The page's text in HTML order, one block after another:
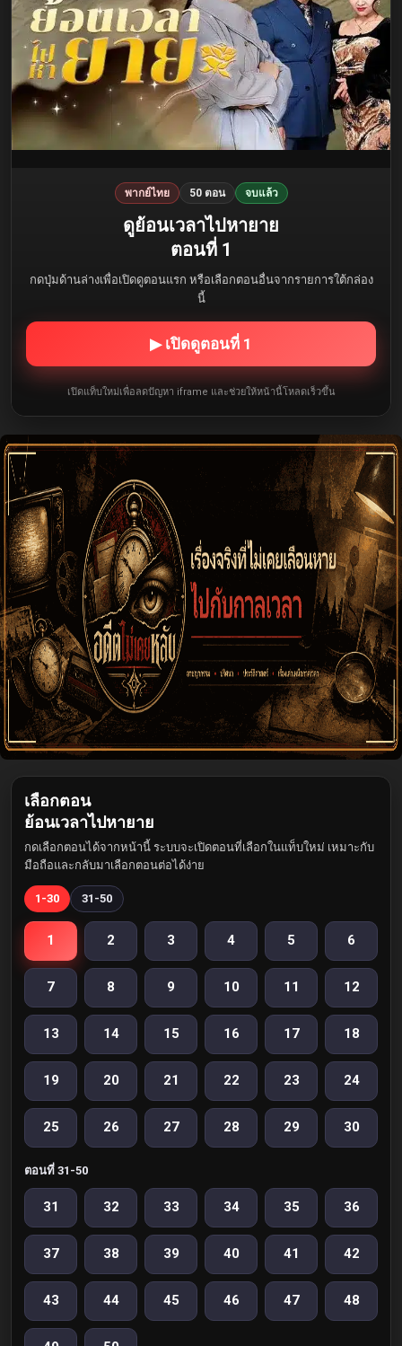
พากย์ไทย 50 ตอน จบแล้ว
ดูย้อนเวลาไปหายาย
ตอนที่ 1
กดปุ่มด้านล่างเพื่อเปิดดูตอนแรก หรือเลือกตอนอื่นจากรายการใต้กล่อง
นี้
▶ เปิดดูตอนที่ 1
เปิดแท็บใหม่เพื่อลดปัญหา iframe และช่วยให้หน้านี้โหลดเร็วขึ้น
เลือกตอน
ย้อนเวลาไปหายาย
กดเลือกตอนได้จากหน้านี้ ระบบจะเปิดตอนที่เลือกในแท็บใหม่ เหมาะกับ
มือถือและกลับมาเลือกตอนต่อได้ง่าย
1-30 31-50
1 2 3 4 5 6
7 8 9 10 11 12
13 14 15 16 17 18
19 20 21 22 23 24
25 26 27 28 29 30
ตอนที่ 31-50
31 32 33 34 35 36
37 38 39 40 41 42
43 44 45 46 47 48